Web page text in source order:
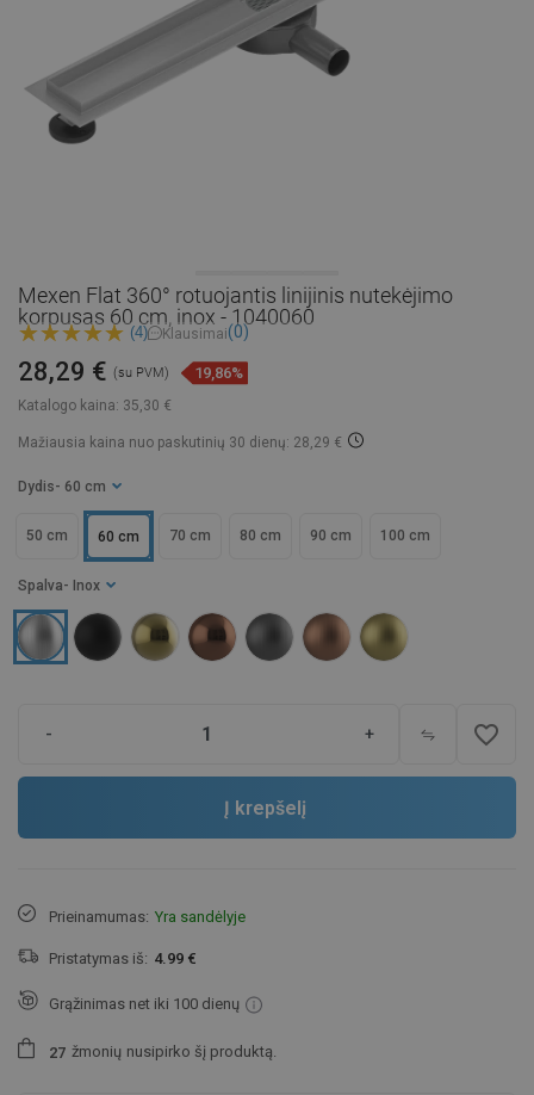
Mexen Flat 360° rotuojantis linijinis nutekėjimo
korpusas 60 cm, inox - 1040060
(4) Klausimai(0)
Katalogo kaina: 35,30 €
28,29 € (su PVM) 19,86%
Mažiausia kaina nuo paskutinių 30 dienų: 28,29 €
Dydis - 60 cm
50 cm 60 cm 70 cm 80 cm 90 cm 100 cm
Spalva - Inox
- + favorite_border
Į krepšelį
Prieinamumas: Yra sandėlyje
Pristatymas iš: 4.99 €
Grąžinimas net iki 100 dienų
27 žmonių nusipirko šį produktą.